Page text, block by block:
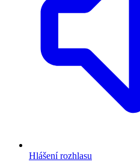
Hlášení rozhlasu